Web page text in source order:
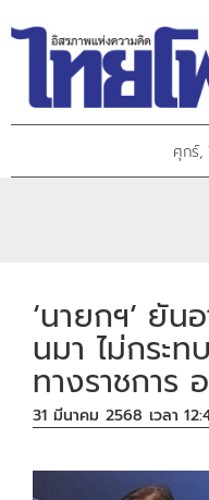
ศุกร์,
‘นายกฯ’ ยัน
นมา ไม่กระ
ทางราชการ
31 มีนาคม 2568 เวลา